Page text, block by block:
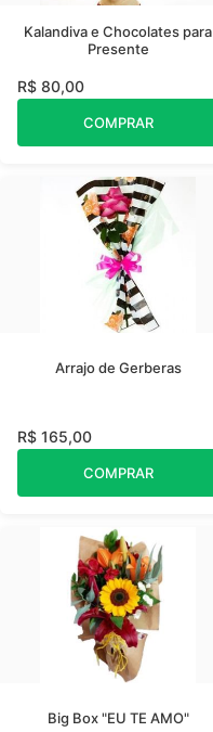
Kalandiva e Chocolates para
Presente
R$ 80,00
COMPRAR
Arrajo de Gerberas
R$ 165,00
COMPRAR
Big Box "EU TE AMO"